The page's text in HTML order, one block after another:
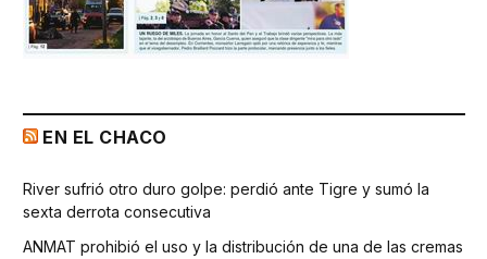
EN EL CHACO
River sufrió otro duro golpe: perdió ante Tigre y sumó la
sexta derrota consecutiva
ANMAT prohibió el uso y la distribución de una de las cremas